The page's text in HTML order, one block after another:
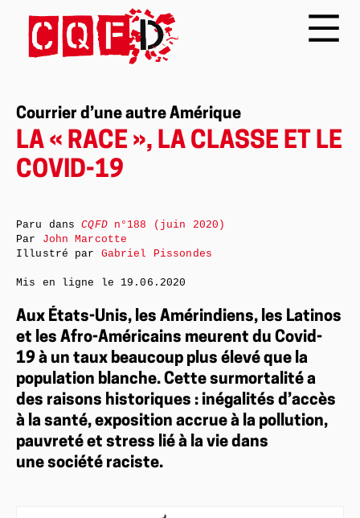
Courrier d’une autre Amérique
LA « RACE », LA CLASSE ET LE
COVID-19
Aux États-Unis, les Amérindiens, les Latinos
et les Afro-Américains meurent du Covid-
19 à un taux beaucoup plus élevé que la
population blanche. Cette surmortalité a
des raisons historiques : inégalités d’accès
à la santé, exposition accrue à la pollution,
pauvreté et stress lié à la vie dans
une société raciste.
Paru dansCQFDn°188 (juin 2020)
Par John Marcotte
Illustré par Gabriel Pissondes
Mis en ligne le 19.06.2020